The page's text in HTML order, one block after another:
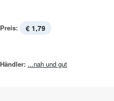
Preis: € 1,79
Händler: ...nah und gut